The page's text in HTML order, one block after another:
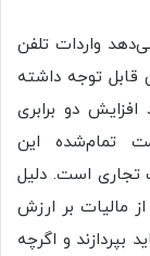
واردات تلفن
توجه داشته
دو برابری
تمام‌شده این
تجاری است. دلیل
مالیات بر ارزش
بپردازند و اگرچه